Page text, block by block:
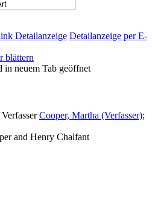
Detailanzeige Detailanzeige per E-
blättern
in neuem Tab geöffnet
Cooper, Martha (Verfasser);
and Henry Chalfant